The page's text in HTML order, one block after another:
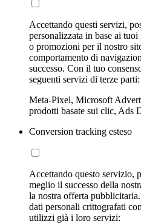
Accettando questi servizi,
personalizzata in base ai
o promozioni per il nostro
comportamento di
successo. Con il tuo
seguenti servizi di terze parti:
Meta-Pixel, Microsoft
prodotti basate sui clic, Ads
Conversion tracking esteso
Accettando questo servizio,
meglio il successo della
la nostra offerta
dati personali crittografati
utilizzi già i loro servizi: